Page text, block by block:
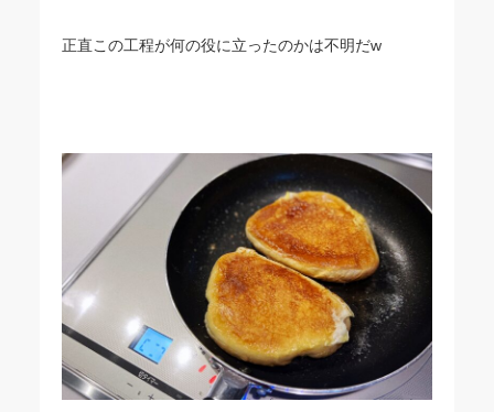
正直この工程が何の役に立ったのかは不明だw